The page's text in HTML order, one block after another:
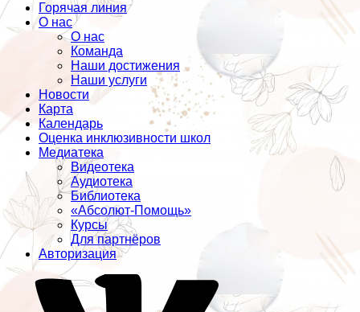
Горячая линия
О нас
О нас
Команда
Наши достижения
Наши услуги
Новости
Карта
Календарь
Оценка инклюзивности школ
Медиатека
Видеотека
Аудиотека
Библиотека
«Абсолют-Помощь»
Курсы
Для партнёров
Авторизация